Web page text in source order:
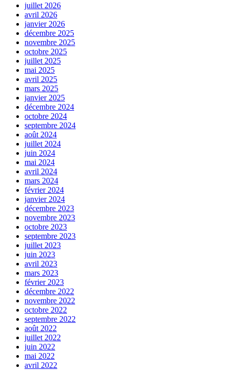
juillet 2026
avril 2026
janvier 2026
décembre 2025
novembre 2025
octobre 2025
juillet 2025
mai 2025
avril 2025
mars 2025
janvier 2025
décembre 2024
octobre 2024
septembre 2024
août 2024
juillet 2024
juin 2024
mai 2024
avril 2024
mars 2024
février 2024
janvier 2024
décembre 2023
novembre 2023
octobre 2023
septembre 2023
juillet 2023
juin 2023
avril 2023
mars 2023
février 2023
décembre 2022
novembre 2022
octobre 2022
septembre 2022
août 2022
juillet 2022
juin 2022
mai 2022
avril 2022